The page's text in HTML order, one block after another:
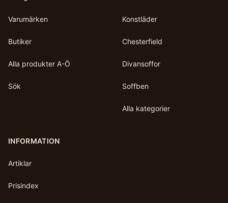
Varumärken
Butiker
Alla produkter A-Ö
Sök
Konstläder
Chesterfield
Divansoffor
Soffben
Alla kategorier
INFORMATION
Artiklar
Prisindex